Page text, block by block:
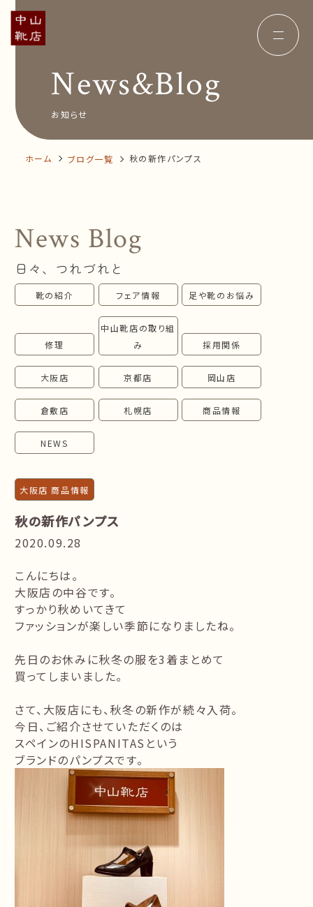
Concept コンセプト
Insole オーダー中敷き
News&Blog
Company 会社概要
オンラインショップ
お問い合わせ
News&Blog
お知らせ
ホーム ブログ一覧 秋の新作パンプス
News Blog
日々、つれづれと
靴の紹介 フェア情報 足や靴のお悩み
修理
中山靴店の取り組
み
採用関係
大阪店 京都店 岡山店
倉敷店 札幌店 商品情報
NEWS
大阪店 商品情報
秋の新作パンプス
2020.09.28
こんにちは。
大阪店の中谷です。
すっかり秋めいてきて
ファッションが楽しい季節になりましたね。
先日のお休みに秋冬の服を3着まとめて
買ってしまいました。
さて、大阪店にも、秋冬の新作が続々入荷。
今日、ご紹介させていただくのは
スペインのHISPANITASという
ブランドのパンプスです。